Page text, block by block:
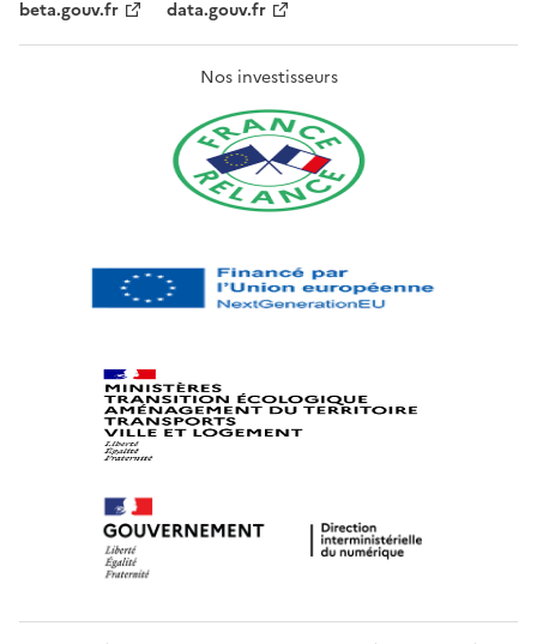
beta.gouv.fr
data.gouv.fr
Nos investisseurs